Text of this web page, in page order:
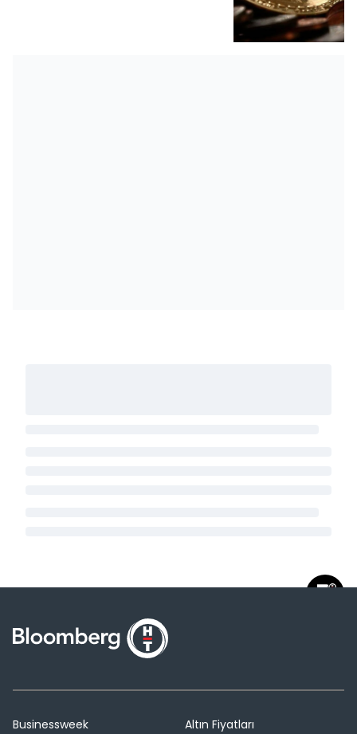
Businessweek
Altın Fiyatları